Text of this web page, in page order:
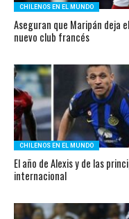
CHILENOS EN EL MUNDO
Aseguran que Maripán deja
nuevo club francés
CHILENOS EN EL MUNDO
El año de Alexis y de las
internacional